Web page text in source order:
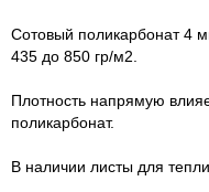
Сотовый поликарбонат 4
435 до 850 гр/м2.
Плотность напрямую
поликарбонат.
В наличии листы для